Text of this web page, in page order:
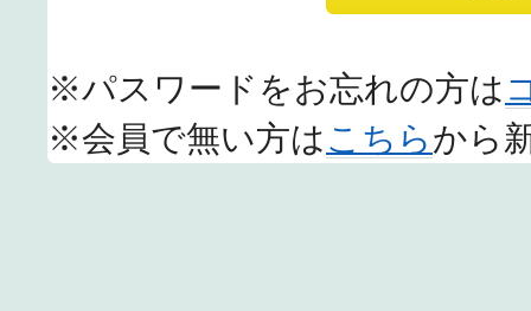
※パスワードをお忘れの方は
※会員で無い方はこちらから